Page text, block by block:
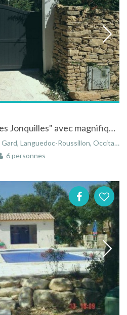
Gîte de france 3 epis "Les Jonquilles" avec magnifique vue sur le Mont Ventoux
Languedoc-Roussillon, Occitanie, France
6 personnes